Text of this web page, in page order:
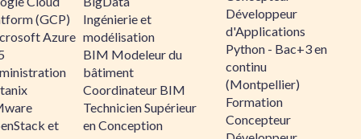
(GCP)
Azure
et
Ingénierie et
modélisation
BIM Modeleur du
bâtiment
Coordinateur BIM
Technicien Supérieur
en Conception
Développeur
d'Applications
Python - Bac+3 en
continu
(Montpellier)
Formation
Concepteur